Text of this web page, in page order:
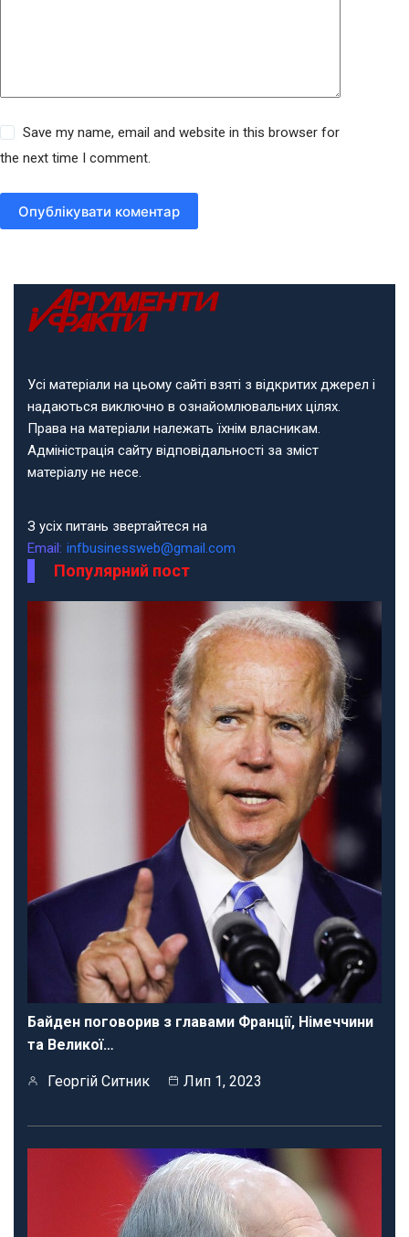
Save my name, email and website in this browser for
the next time I comment.
Опублікувати коментар
Усі матеріали на цьому сайті взяті з відкритих джерел і
надаються виключно в ознайомлювальних цілях.
Права на матеріали належать їхнім власникам.
Адміністрація сайту відповідальності за зміст
матеріалу не несе.
З усіх питань звертайтеся на
Email: infbusinessweb@gmail.com
Популярний пост
Байден поговорив з главами Франції, Німеччини
та Великої…
Георгій Ситник Лип 1, 2023